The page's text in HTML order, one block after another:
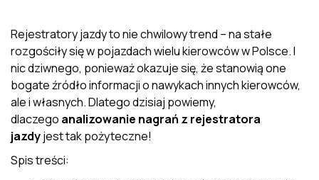
Rejestratory jazdy to nie chwilowy trend – na stałe
rozgościły się w pojazdach wielu kierowców w Polsce. I
nic dziwnego, ponieważ okazuje się, że stanowią one
bogate źródło informacji o nawykach innych kierowców,
ale i własnych. Dlatego dzisiaj powiemy,
dlaczego analizowanie nagrań z rejestratora
jazdyjest tak pożyteczne!
Spis treści: